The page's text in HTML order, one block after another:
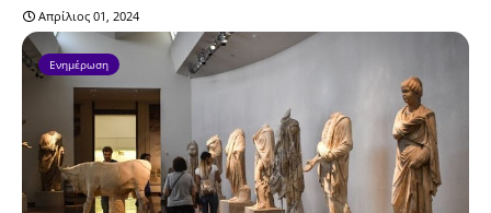
Απρίλιος 01, 2024
Ενημέρωση